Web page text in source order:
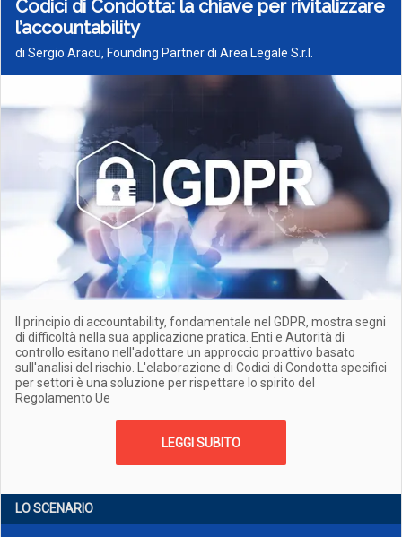
Codici di Condotta: la chiave per rivitalizzare
l’accountability
di Sergio Aracu, Founding Partner di Area Legale S.r.l.
Il principio di accountability, fondamentale nel GDPR, mostra segni
di difficoltà nella sua applicazione pratica. Enti e Autorità di
controllo esitano nell'adottare un approccio proattivo basato
sull'analisi del rischio. L'elaborazione di Codici di Condotta specifici
per settori è una soluzione per rispettare lo spirito del
Regolamento Ue
LEGGI SUBITO
LO SCENARIO